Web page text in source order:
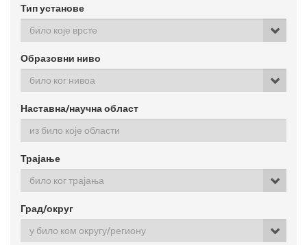
Тип установе
било које врсте
Образовни ниво
било ког нивоа
Наставна/научна област
Трајање
било ког трајања
Град/округ
у било ком округу/региону